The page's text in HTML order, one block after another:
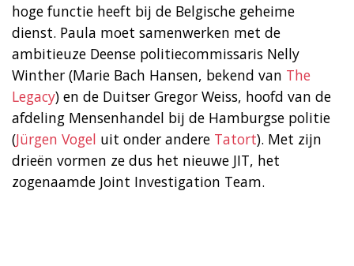
hoge functie heeft bij de Belgische geheime
dienst. Paula moet samenwerken met de
ambitieuze Deense politiecommissaris Nelly
Winther (Marie Bach Hansen, bekend van The
Legacy) en de Duitser Gregor Weiss, hoofd van de
afdeling Mensenhandel bij de Hamburgse politie
(Jürgen Vogel uit onder andere Tatort). Met zijn
drieën vormen ze dus het nieuwe JIT, het
zogenaamde Joint Investigation Team.